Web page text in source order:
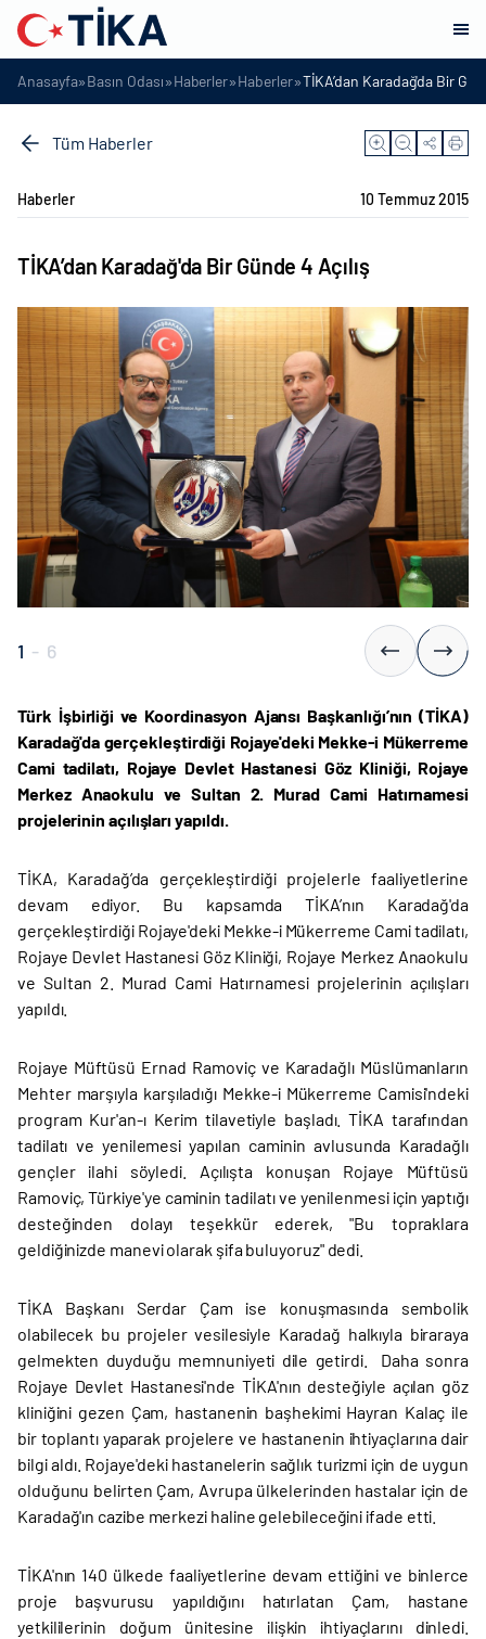
Anasayfa»Basın Odası»Haberler»Haberler»TİKA’dan Karadağ'da Bir
Tüm Haberler
Haberler 10 Temmuz 2015
TİKA’dan Karadağ'da Bir Günde 4 Açılış
1 - 6
Türk İşbirliği ve Koordinasyon Ajansı Başkanlığı’nın (TİKA)
Karadağ'da gerçekleştirdiği Rojaye'deki Mekke-i Mükerreme
Cami tadilatı, Rojaye Devlet Hastanesi Göz Kliniği, Rojaye
Merkez Anaokulu ve Sultan 2. Murad Cami Hatırnamesi
projelerinin açılışları yapıldı.
TİKA, Karadağ’da gerçekleştirdiği projelerle faaliyetlerine
devam ediyor. Bu kapsamda TİKA’nın Karadağ'da
gerçekleştirdiği Rojaye'deki Mekke-i Mükerreme Cami tadilatı,
Rojaye Devlet Hastanesi Göz Kliniği, Rojaye Merkez Anaokulu
ve Sultan 2. Murad Cami Hatırnamesi projelerinin açılışları
yapıldı.
Rojaye Müftüsü Ernad Ramoviç ve Karadağlı Müslümanların
Mehter marşıyla karşıladığı Mekke-i Mükerreme Camisi'ndeki
program Kur'an-ı Kerim tilavetiyle başladı. TİKA tarafından
tadilatı ve yenilemesi yapılan caminin avlusunda Karadağlı
gençler ilahi söyledi. Açılışta konuşan Rojaye Müftüsü
Ramoviç, Türkiye'ye caminin tadilatı ve yenilenmesi için yaptığı
desteğinden dolayı teşekkür ederek, "Bu topraklara
geldiğinizde manevi olarak şifa buluyoruz" dedi.
TİKA Başkanı Serdar Çam ise konuşmasında sembolik
olabilecek bu projeler vesilesiyle Karadağ halkıyla biraraya
gelmekten duyduğu memnuniyeti dile getirdi. Daha sonra
Rojaye Devlet Hastanesi'nde TİKA'nın desteğiyle açılan göz
kliniğini gezen Çam, hastanenin başhekimi Hayran Kalaç ile
bir toplantı yaparak projelere ve hastanenin ihtiyaçlarına dair
bilgi aldı. Rojaye'deki hastanelerin sağlık turizmi için de uygun
olduğunu belirten Çam, Avrupa ülkelerinden hastalar için de
Karadağ'ın cazibe merkezi haline gelebileceğini ifade etti.
TİKA'nın 140 ülkede faaliyetlerine devam ettiğini ve binlerce
proje başvurusu yapıldığını hatırlatan Çam, hastane
yetkililerinin doğum ünitesine ilişkin ihtiyaçlarını dinledi.